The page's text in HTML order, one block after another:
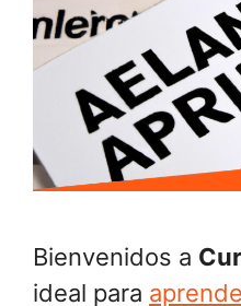
Bienvenidos a
ideal para